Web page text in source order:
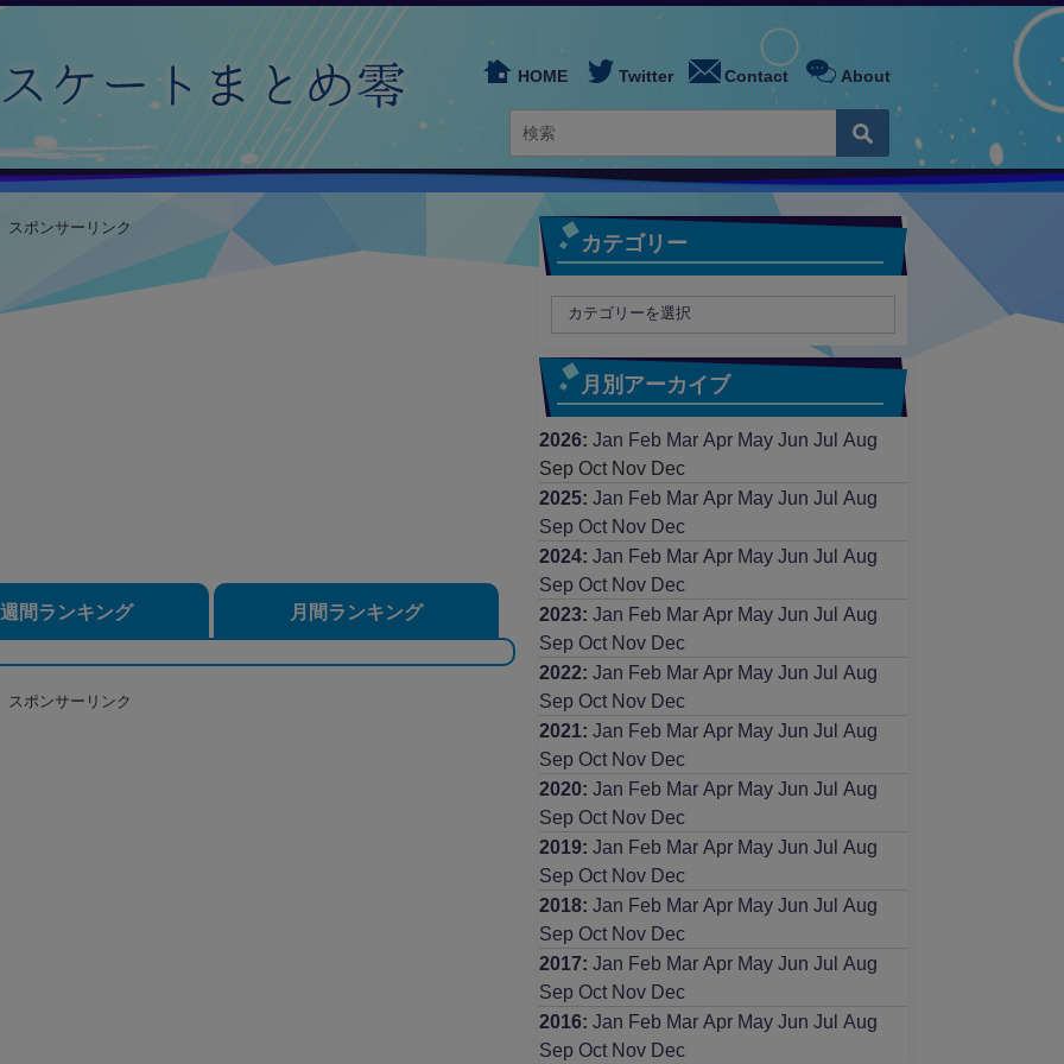
HOME Twitter Contact About
スポンサーリンク
週間ランキング 月間ランキング
スポンサーリンク
カテゴリー
月別アーカイブ
2026: Jan Feb Mar Apr May Jun Jul
Aug
Sep Oct Nov Dec
2025: Jan Feb Mar Apr May Jun Jul
Aug
Sep Oct Nov Dec
2024: Jan Feb Mar Apr May Jun Jul
Aug
Sep Oct Nov Dec
2023: Jan Feb Mar Apr May Jun Jul
Aug
Sep Oct Nov Dec
2022: Jan Feb Mar Apr May Jun Jul
Aug
Sep Oct Nov Dec
2021 : Jan Feb Mar Apr May Jun Jul
Aug
Sep Oct Nov Dec
2020: Jan Feb Mar Apr May Jun Jul
Aug
Sep Oct Nov Dec
2019: Jan Feb Mar Apr May Jun Jul
Aug
Sep Oct Nov Dec
2018: Jan Feb Mar Apr May Jun Jul
Aug
Sep Oct Nov Dec
2017: Jan Feb Mar Apr May Jun Jul
Aug
Sep Oct Nov Dec
2016: Jan Feb Mar Apr May Jun Jul
Aug
Sep Oct Nov Dec